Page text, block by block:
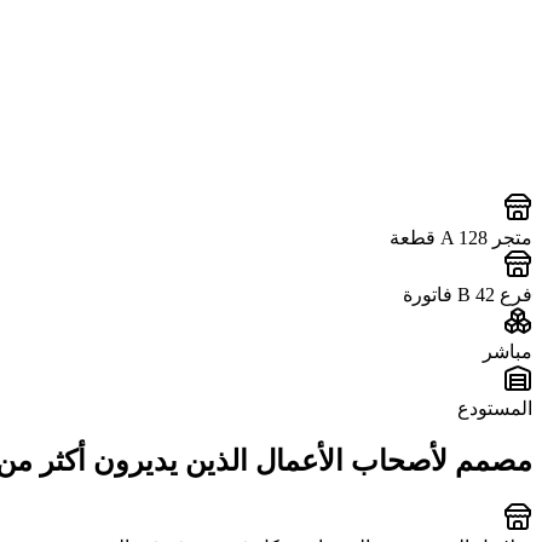
متجر A 128 قطعة
فرع B 42 فاتورة
مباشر
المستودع
مصمم لأصحاب الأعمال الذين يديرون أكثر